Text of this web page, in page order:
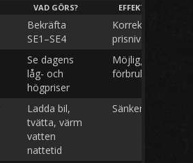
VAD GÖRS? EFFEKT PÅ
Bekräfta
SE1–SE4
Korrekt referens
prisnivå
Se dagens
låg- och
högpriser
Möjliggör
Ladda bil,
tvätta, värm
vatten
nattetid
Sänker snittpris/